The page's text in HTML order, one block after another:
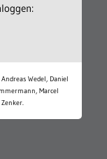
Andreas Wedel, Daniel
Marcel